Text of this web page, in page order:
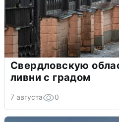
Свердловскую
ливни с градом
7 августа 0